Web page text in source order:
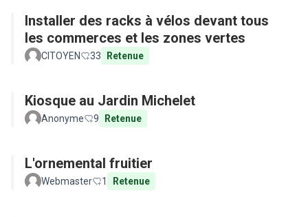
Installer des racks à vélos devant tous
les commerces et les zones vertes
CITOYEN 33 Retenue
Kiosque au Jardin Michelet
Anonyme 9 Retenue
L'ornemental fruitier
Webmaster 1 Retenue